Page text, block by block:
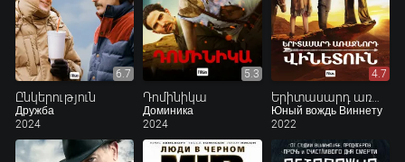
6.7
Ընկերություն
Дружба
2024
5.3
Դոմինիկա
Доминика
2024
4.7
Երիտասարդ առաջնորդ Վինետուն
Юный вождь Виннету
2022